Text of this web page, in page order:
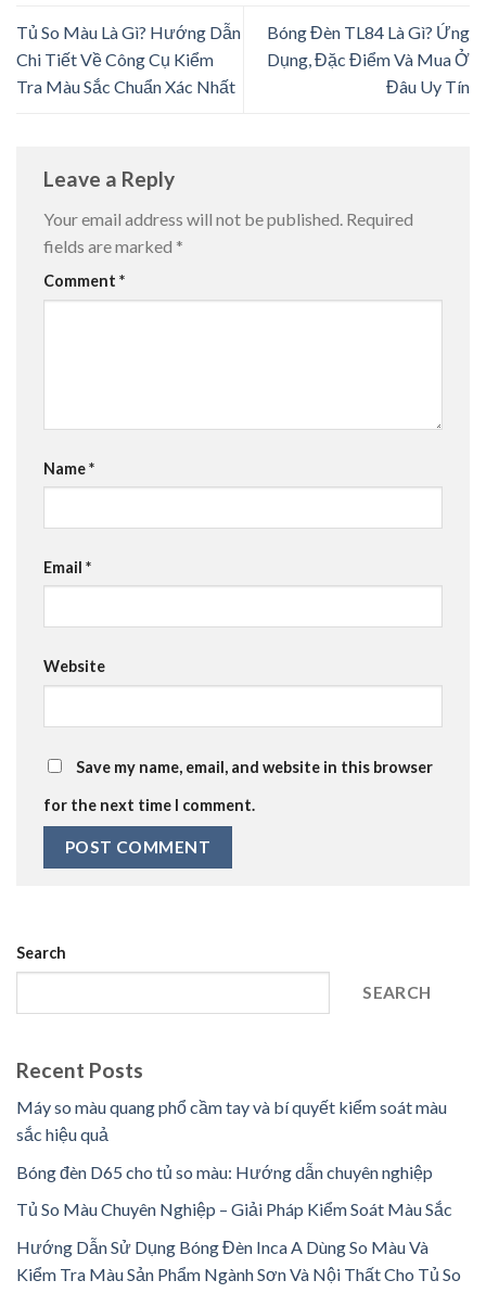
Tủ So Màu Là Gì? Hướng Dẫn
Chi Tiết Về Công Cụ Kiểm
Tra Màu Sắc Chuẩn Xác Nhất
Bóng Đèn TL84 Là Gì? Ứng
Dụng, Đặc Điểm Và Mua Ở
Đâu Uy Tín
Leave a Reply
Your email address will not be published. Required
fields are marked *
Comment *
Name*
Email *
Website
Save my name, email, and website in this browser
for the next time I comment.
Search
SEARCH
Recent Posts
Máy so màu quang phổ cầm tay và bí quyết kiểm soát màu
sắc hiệu quả
Bóng đèn D65 cho tủ so màu: Hướng dẫn chuyên nghiệp
Tủ So Màu Chuyên Nghiệp – Giải Pháp Kiểm Soát Màu Sắc
Hướng Dẫn Sử Dụng Bóng Đèn Inca A Dùng So Màu Và
Kiểm Tra Màu Sản Phẩm Ngành Sơn Và Nội Thất Cho Tủ So